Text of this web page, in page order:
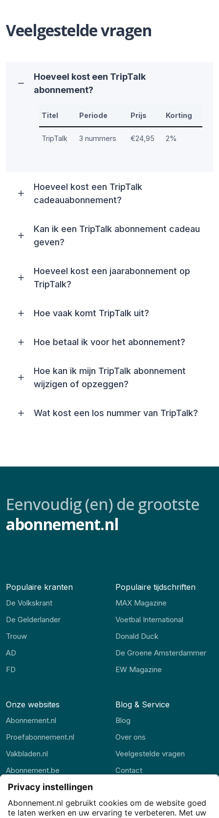
Veelgestelde vragen
Hoeveel kost een TripTalk
abonnement?
Titel Periode Prijs Korting
TripTalk 3 nummers €24,95 2%
Hoeveel kost een TripTalk
cadeauabonnement?
Kan ik een TripTalk abonnement cadeau
geven?
Hoeveel kost een jaarabonnement op
TripTalk?
Hoe vaak komt TripTalk uit?
Hoe betaal ik voor het abonnement?
Hoe kan ik mijn TripTalk abonnement
wijzigen of opzeggen?
Wat kost een los nummer van TripTalk?
Eenvoudig (en) de grootste
abonnement.nl
Populaire kranten
De Volkskrant
De Gelderlander
Trouw
AD
FD
Populaire tijdschriften
MAX Magazine
Voetbal International
Donald Duck
De Groene Amsterdammer
EW Magazine
Onze websites
Abonnement.nl
Proefabonnement.nl
Vakbladen.nl
Abonnement.be
Thuisstudie.nl
Blog & Service
Blog
Over ons
Veelgestelde vragen
Contact